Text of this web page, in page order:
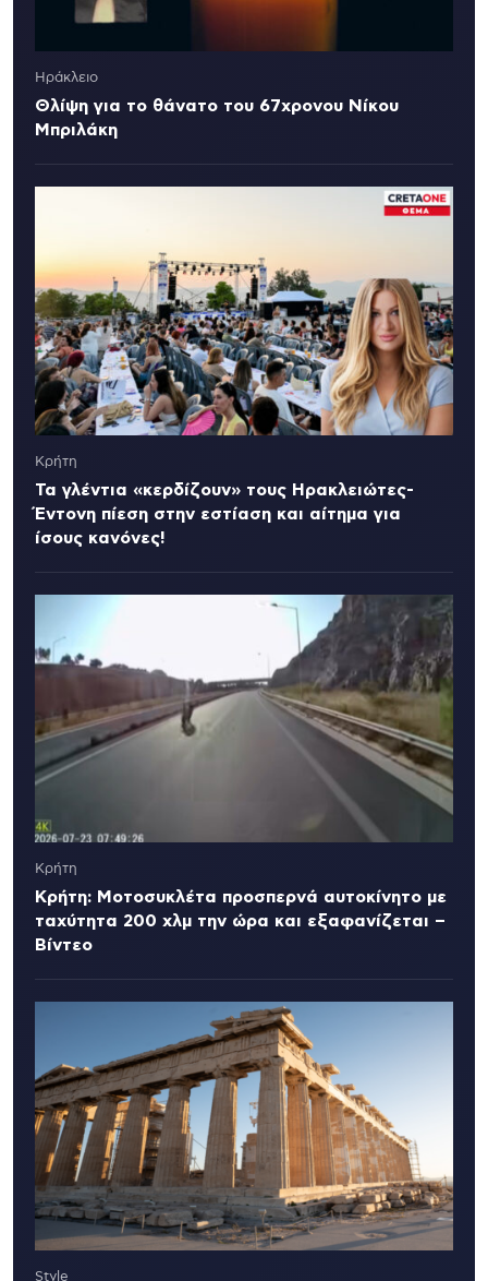
Ηράκλειο
Θλίψη για το θάνατο του 67χρονου Νίκου
Μπριλάκη
Κρήτη
Τα γλέντια «κερδίζουν» τους Ηρακλειώτες-
Έντονη πίεση στην εστίαση και αίτημα για
ίσους κανόνες!
Κρήτη
Κρήτη: Μοτοσυκλέτα προσπερνά αυτοκίνητο με
ταχύτητα 200 χλμ την ώρα και εξαφανίζεται –
Βίντεο
Style